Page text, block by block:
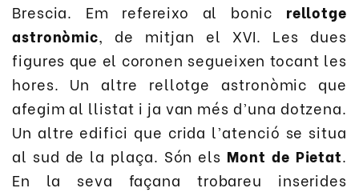
Brescia. Em refereixo al bonic rellotge
astronòmic, de mitjan el XVI. Les dues
figures que el coronen segueixen tocant les
hores. Un altre rellotge astronòmic que
afegim al llistat i ja van més d’una dotzena.
Un altre edifici que crida l’atenció se situa
al sud de la plaça. Són els Mont de Pietat.
En la seva façana trobareu inserides